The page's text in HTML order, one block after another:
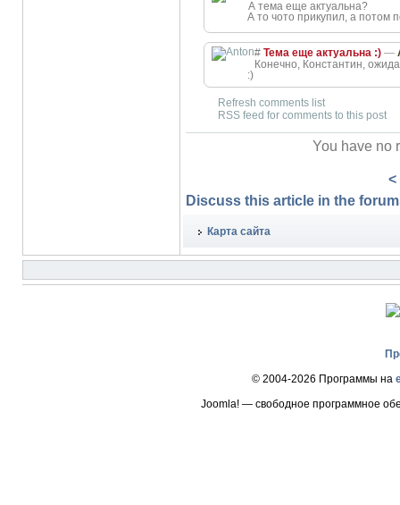
А тема еще актуальна?
А то чото прикупил, а потом
# Тема еще актуальна :)—
Конечно, Константин,
:)
Refresh comments list
RSS feed for comments to this post
You have no
<
Discuss this article in the
Карта сайта
© 2004-2026 Программы на
Joomla! — свободное программное